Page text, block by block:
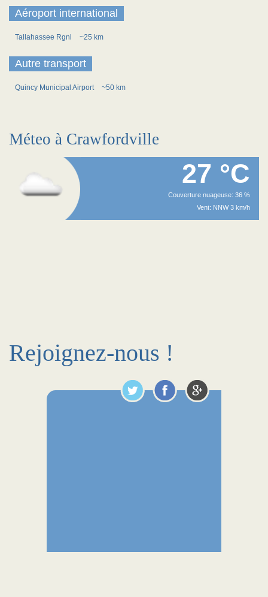
Aéroport international
Tallahassee Rgnl ~25 km
Autre transport
Quincy Municipal Airport ~50 km
Méteo à Crawfordville
27 °C
Couverture nuageuse: 36 %
Vent: NNW 3 km/h
Rejoignez-nous !